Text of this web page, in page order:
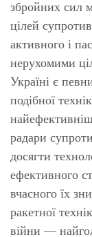
збройних сил
цілей
активного і
нерухомими
Україні є
подібної
радари
досягти
ефективного
вчасного їх
ракетної
війни —